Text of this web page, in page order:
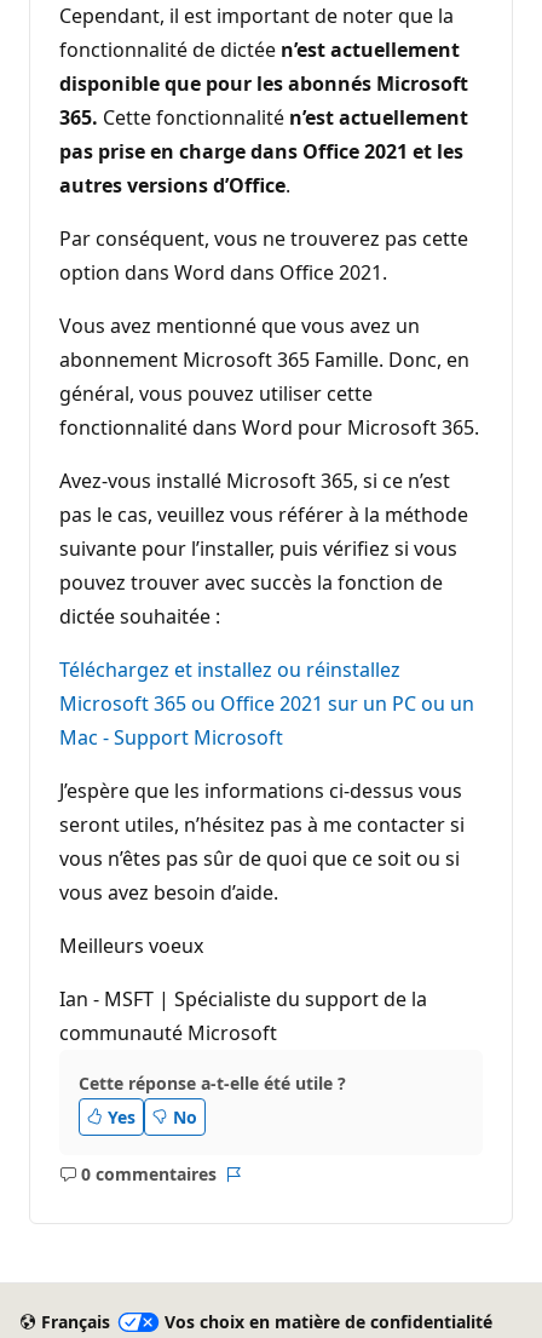
Cependant, il est important de noter que la
fonctionnalité de dictée n’est actuellement
disponible que pour les abonnés Microsoft
365. Cette fonctionnalité n’est actuellement
pas prise en charge dans Office 2021 et les
autres versions d’Office.
Par conséquent, vous ne trouverez pas cette
option dans Word dans Office 2021.
Vous avez mentionné que vous avez un
abonnement Microsoft 365 Famille. Donc, en
général, vous pouvez utiliser cette
fonctionnalité dans Word pour Microsoft 365.
Avez-vous installé Microsoft 365, si ce n’est
pas le cas, veuillez vous référer à la méthode
suivante pour l’installer, puis vérifiez si vous
pouvez trouver avec succès la fonction de
dictée souhaitée :
Téléchargez et installez ou réinstallez
Microsoft 365 ou Office 2021 sur un PC ou un
Mac - Support Microsoft
J’espère que les informations ci-dessus vous
seront utiles, n’hésitez pas à me contacter si
vous n’êtes pas sûr de quoi que ce soit ou si
vous avez besoin d’aide.
Meilleurs voeux
Ian - MSFT | Spécialiste du support de la
communauté Microsoft
Cette réponse a-t-elle été utile ?
Yes
No
0 commentaires
Aucun
Français Vos choix en matière de confidentialité